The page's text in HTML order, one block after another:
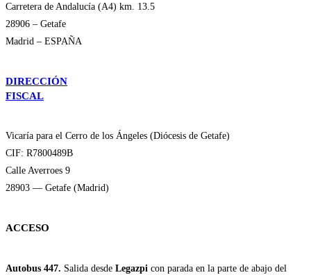
Carretera de Andalucía (A4) km. 13.5
28906 – Getafe
Madrid – ESPAÑA
DIRECCIÓN
FISCAL
Vicaría para el Cerro de los Ángeles (Diócesis de Getafe)
CIF: R7800489B
Calle Averroes 9
28903 — Getafe (Madrid)
ACCESO
Autobus 447. Salida desde Legazpi con parada en la parte de abajo del